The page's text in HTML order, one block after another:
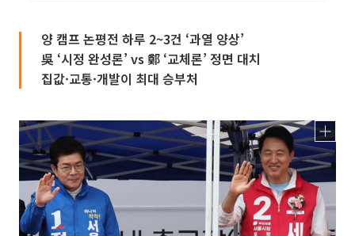
양 캠프 논평전 하루 2~3건 ‘과열 양상’
吳 ‘시정 완성론’ vs 鄭 ‘교체론’ 정면 대치
집값·교통·개발이 최대 승부처